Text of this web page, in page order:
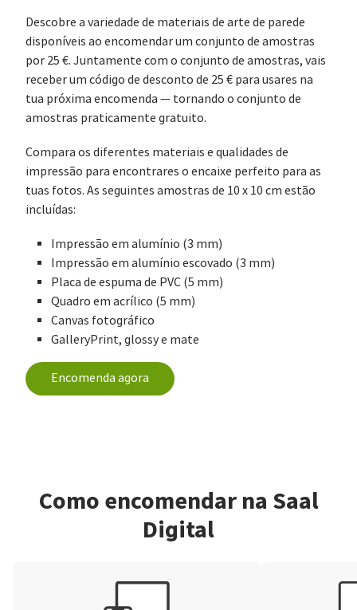
Descobre a variedade de materiais de arte de parede
disponíveis ao encomendar um conjunto de amostras
por 25 €. Juntamente com o conjunto de amostras, vais
receber um código de desconto de 25 € para usares na
tua próxima encomenda — tornando o conjunto de
amostras praticamente gratuito.
Compara os diferentes materiais e qualidades de
impressão para encontrares o encaixe perfeito para as
tuas fotos. As seguintes amostras de 10 x 10 cm estão
incluídas:
Impressão em alumínio (3 mm)
Impressão em alumínio escovado (3 mm)
Placa de espuma de PVC (5 mm)
Quadro em acrílico (5 mm)
Canvas fotográfico
GalleryPrint, glossy e mate
Encomenda agora
Como encomendar na Saal
Digital